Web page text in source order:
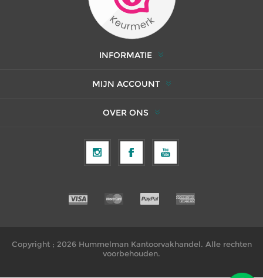
INFORMATIE
MIJN ACCOUNT
OVER ONS
Copyright ; 2026 Hummelman Kantoorvakhandel. Alle rechten
voorbehouden.